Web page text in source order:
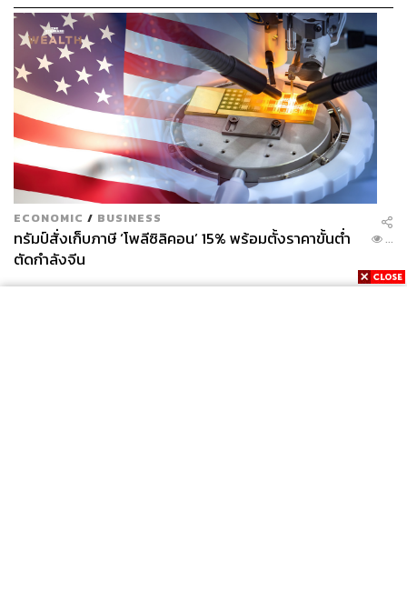
ECONOMIC / BUSINESS
ทรัมป์สั่งเก็บภาษี ‘โพลีซิลิคอน’ 15% พร้อมตั้งราคาขั้นต่ำ
ตัดกำลังจีน
...